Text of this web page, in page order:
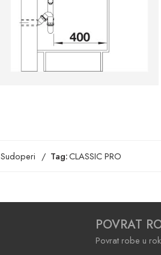
Sudoperi Tag:CLASSIC PRO
POVRAT
Povrat robe u